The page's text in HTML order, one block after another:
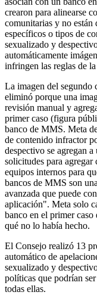
crearon para alinearse
comunitarias y no están
específicos o tipos de
sexualizado y
automáticamente
infringen las reglas de la
La imagen del segundo
eliminó porque una
revisión manual y
primer caso (figura
banco de MMS. Meta
de contenido infractor
despectivo se agregan
solicitudes para agregar
equipos internos para
bancos de MMS son
avanzada que puede
aplicación". Meta solo
banco en el primer caso
qué no lo había hecho.
El Consejo realizó 13
automático de
sexualizado y
políticas que podrían
todas ellas.